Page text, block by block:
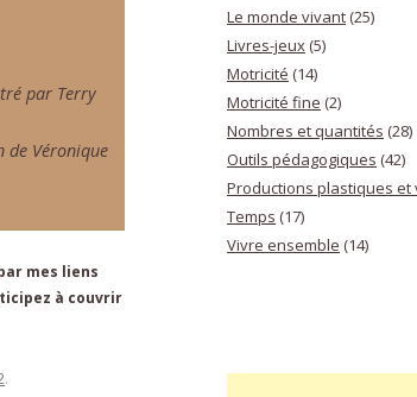
par Terry
de Véronique
mes liens
à couvrir
.
Le monde vivant (25)
Livres-jeux (5)
Motricité (14)
Motricité fine (2)
Nombres et quantités (28)
Outils pédagogiques (42)
Productions plastiques et
Temps (17)
Vivre ensemble (14)